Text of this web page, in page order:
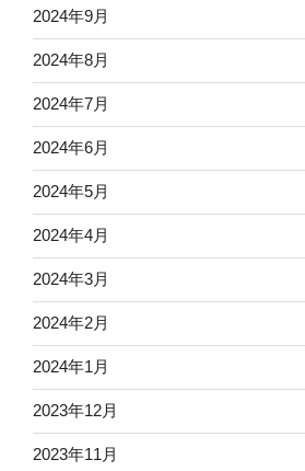
2024年9月
2024年8月
2024年7月
2024年6月
2024年5月
2024年4月
2024年3月
2024年2月
2024年1月
2023年12月
2023年11月